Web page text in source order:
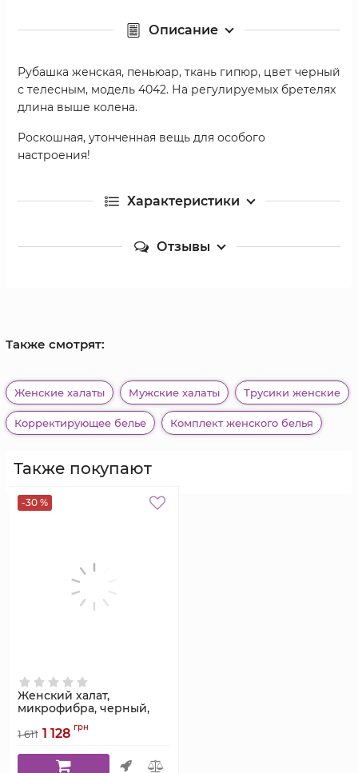
Описание
Рубашка женская, пеньюар, ткань гипюр, цвет черный
с телесным, модель 4042. На регулируемых бретелях
длина выше колена.
Роскошная, утонченная вещь для особого
настроения!
Характеристики
Отзывы
Также смотрят:
Женские халаты Мужские халаты Трусики женские
Корректирующее белье Комплект женского белья
Также покупают
-30 %
Женский халат,
микрофибра, черный,
Артикул:4001
1 611 1 128 грн